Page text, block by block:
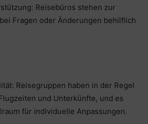
Reisebüros stehen zur
Fragen oder Änderungen behilflich
Reisegruppen haben in der Regel
und Unterkünfte, und es
für individuelle Anpassungen.